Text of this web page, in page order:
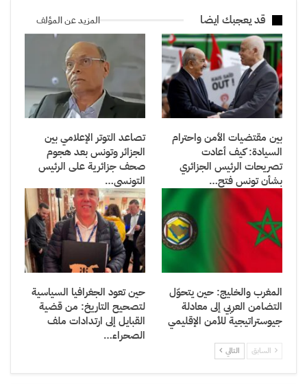
قد يعجبك ايضا المزيد عن المؤلف
بين مقتضيات الأمن واحترام
السيادة: كيف أعادت
تصريحات الرئيس الجزائري
بشأن تونس فتح…
تصاعد التوتر الإعلامي بين
الجزائر وتونس بعد هجوم
صحف جزائرية على الرئيس
التونسي…
المغرب والخليج: حين يتحوّل
التضامن العربي إلى معادلة
جيوستراتيجية للأمن الإقليمي
حين تعود الجغرافيا السياسية
لتصحيح التاريخ: من قضية
القبايل إلى ارتدادات ملف
الصحراء…
السابق التالي